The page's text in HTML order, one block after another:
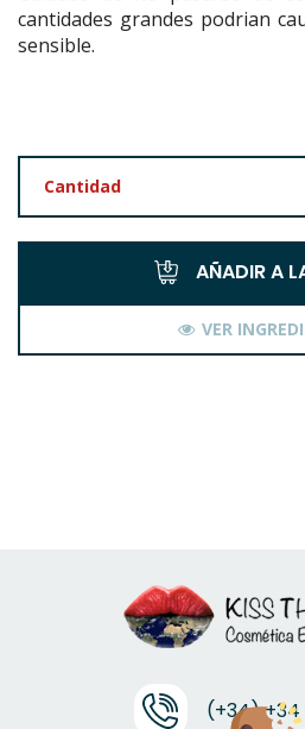
cantidades grandes podrian
sensible.
Cantidad
AÑADIR A
VER
(+34) +34